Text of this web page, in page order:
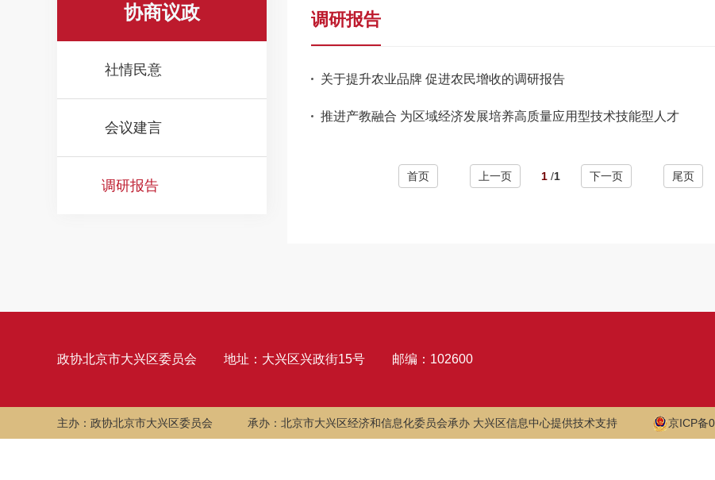
协商议政
社情民意
会议建言
调研报告
调研报告
关于提升农业品牌 促进农民增收的调研报告
推进产教融合 为区域经济发展培养高质量应用型技术技能型人才
首页 上一页 1 /1 下一页 尾页
政协北京市大兴区委员会 地址：大兴区兴政街15号 邮编：102600
主办：政协北京市大兴区委员会 承办：北京市大兴区经济和信息化委员会承办 大兴区信息中心提供技术支持 京ICP备